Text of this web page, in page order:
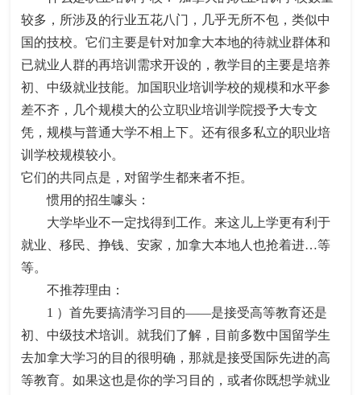
较多，所涉及的行业五花八门，几乎无所不包，类似中
国的技校。它们主要是针对加拿大本地的待就业群体和
已就业人群的再培训需求开设的，教学目的主要是培养
初、中级就业技能。加国职业培训学校的规模和水平参
差不齐，几个规模大的公立职业培训学院授予大专文
凭，规模与普通大学不相上下。还有很多私立的职业培
训学校规模较小。
它们的共同点是，对留学生都来者不拒。
惯用的招生噱头：
大学毕业不一定找得到工作。来这儿上学更有利于
就业、移民、挣钱、安家，加拿大本地人也抢着进…等
等。
不推荐理由：
1 ）首先要搞清学习目的——是接受高等教育还是
初、中级技术培训。就我们了解，目前多数中国留学生
去加拿大学习的目的很明确，那就是接受国际先进的高
等教育。如果这也是你的学习目的，或者你既想学就业